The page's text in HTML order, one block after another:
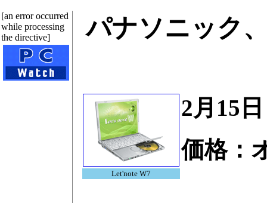
[an error occurred
while processing
the directive]
パナソニック
Let'note W7
2月15
価格：